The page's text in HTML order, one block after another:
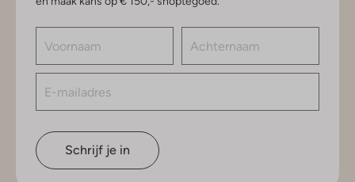
Schrijf je in